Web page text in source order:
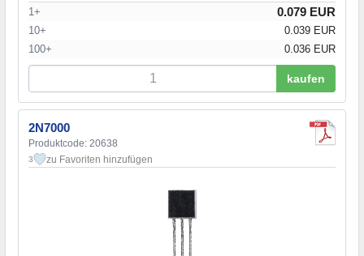
1+ 0.079 EUR
10+
0.039 EUR
100+
0.036 EUR
kaufen
2N7000
Produktcode: 20638
3 zu Favoriten hinzufügen